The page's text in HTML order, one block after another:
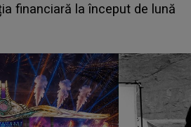
scena principală?